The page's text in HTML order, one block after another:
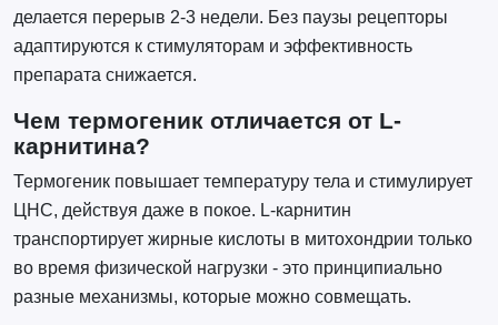
делается перерыв 2-3 недели. Без паузы рецепторы
адаптируются к стимуляторам и эффективность
препарата снижается.
Чем термогеник отличается от L-
карнитина?
Термогеник повышает температуру тела и стимулирует
ЦНС, действуя даже в покое. L-карнитин
транспортирует жирные кислоты в митохондрии только
во время физической нагрузки - это принципиально
разные механизмы, которые можно совмещать.